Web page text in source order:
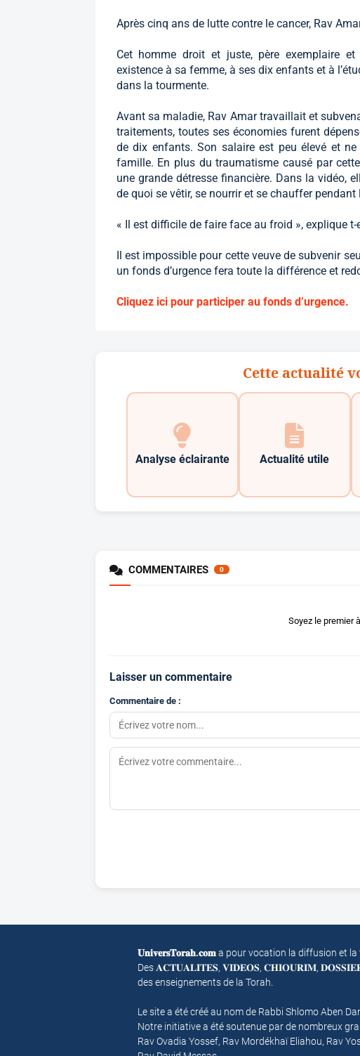
Après cinq ans de lutte contre le cancer, Rav
Cet homme droit et juste, père exemplaire et
existence à sa femme, à ses dix enfants et à
dans la tourmente.
Avant sa maladie, Rav Amar travaillait et
traitements, toutes ses économies furent
de dix enfants. Son salaire est peu élevé et
famille. En plus du traumatisme causé par
une grande détresse financière. Dans la vidéo,
de quoi se vêtir, se nourrir et se chauffer pendant
« Il est difficile de faire face au froid », explique
Il est impossible pour cette veuve de subvenir
un fonds d’urgence fera toute la différence et
Cliquez ici pour participer au fonds d’urgence.
Cette actualité
Analyse éclairante Actualité utile
COMMENTAIRES 0
Soyez le premier
Laisser un commentaire
Commentaire de :
𝐔𝐧𝐢𝐯𝐞𝐫𝐬𝐓𝐨𝐫𝐚𝐡.𝐜𝐨𝐦a pour vocation la diffusion et la
Des 𝐀𝐂𝐓𝐔𝐀𝐋𝐈𝐓𝐄𝐒, 𝐕𝐈𝐃𝐄𝐎𝐒, 𝐂𝐇𝐈𝐎𝐔𝐑𝐈𝐌,
des enseignements de la Torah.
Le site a été créé au nom de Rabbi Shlomo Aben
Notre initiative a été soutenue par de nombreux
Rav Ovadia Yossef, Rav Mordékhaï Eliahou, Rav